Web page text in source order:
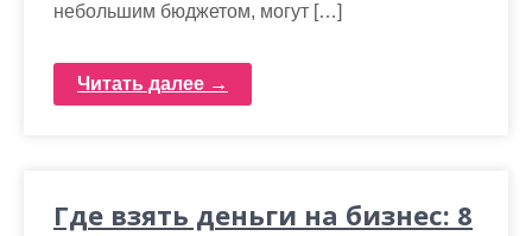
небольшим бюджетом, могут […]
Читать далее →
Где взять деньги на бизнес: 8